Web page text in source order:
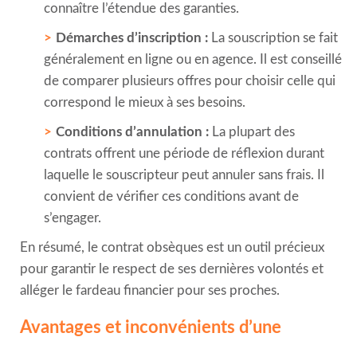
connaître l’étendue des garanties.
Démarches d’inscription : La souscription se fait
généralement en ligne ou en agence. Il est conseillé
de comparer plusieurs offres pour choisir celle qui
correspond le mieux à ses besoins.
Conditions d’annulation : La plupart des
contrats offrent une période de réflexion durant
laquelle le souscripteur peut annuler sans frais. Il
convient de vérifier ces conditions avant de
s’engager.
En résumé, le contrat obsèques est un outil précieux
pour garantir le respect de ses dernières volontés et
alléger le fardeau financier pour ses proches.
Avantages et inconvénients d’une